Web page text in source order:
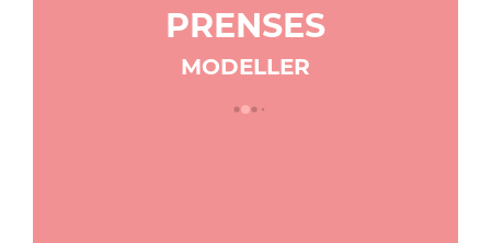
PRENSES
MODELLER